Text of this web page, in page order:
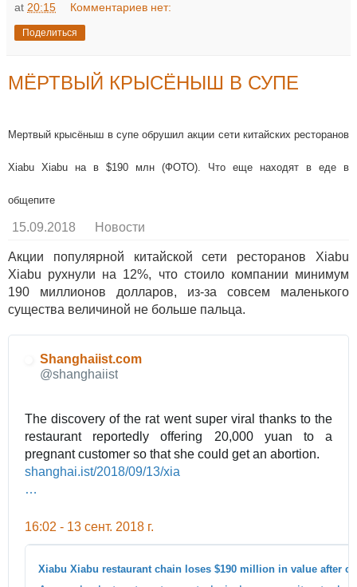
at 20:15 Комментариев нет:
Поделиться
МЁРТВЫЙ КРЫСЁНЫШ В СУПЕ
Мертвый крысёныш в супе обрушил акции сети китайских ресторанов
Xiabu Xiabu на в $190 млн (ФОТО). Что еще находят в еде в
общепите
15.09.2018 Новости
Акции популярной китайской сети ресторанов Xiabu
Xiabu рухнули на 12%, что стоило компании минимум
190 миллионов долларов, из-за совсем маленького
существа величиной не больше пальца.
Shanghaiist.com
@shanghaiist
The discovery of the rat went super viral thanks to the
restaurant reportedly offering 20,000 yuan to a
pregnant customer so that she could get an abortion.
h
t
p
s
shanghai.ist/2018/09/13/xia
b
-
x
…
16:02 - 13 сент. 2018 г.